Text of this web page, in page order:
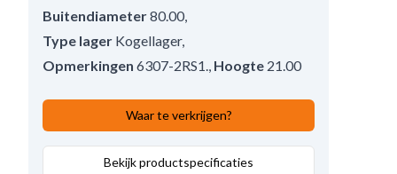
Buitendiameter80.00,
Type lager Kogellager,
Opmerkingen 6307-2RS1. Hoogte 21.00
Waar te verkrijgen?
Bekijk productspecificaties